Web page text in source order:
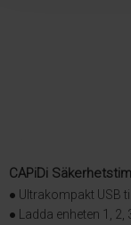
CAPiDi
● Ultrakompakt USB
● Ladda enheten 1, 2,